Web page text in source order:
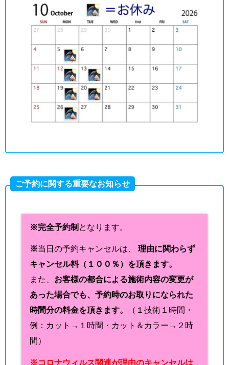
ご予約に関する重要なお知らせ
※完全予約制 となります。
※当日の予約キャンセルは、 理由に関わらず
キャンセル料（１００％）を頂きます。
また、 お客様の都合による施術内容の変更が
あった場合でも、予約時のお取りになられた
時間分の料金を頂きます。
（１技術１時間・
例：カット→１時間・カット＆カラー→２時
間）
※コロナウィルス関連が理由のキャンセルは